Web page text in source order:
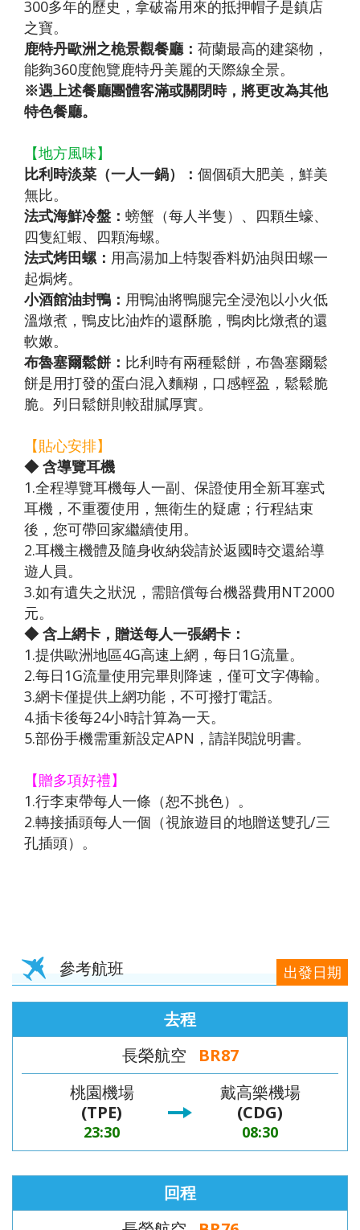
300多年的歷史，拿破崙用來的抵押帽子是鎮店
之寶。
鹿特丹歐洲之桅景觀餐廳： 荷蘭最高的建築物，
能夠360度飽覽鹿特丹美麗的天際線全景。
※遇上述餐廳團體客滿或關閉時，將更改為其他
特色餐廳。
【地方風味】
比利時淡菜（一人一鍋）： 個個碩大肥美，鮮美
無比。
法式海鮮冷盤： 螃蟹（每人半隻）、四顆生蠔、
四隻紅蝦、四顆海螺。
法式烤田螺： 用高湯加上特製香料奶油與田螺一
起焗烤。
小酒館油封鴨： 用鴨油將鴨腿完全浸泡以小火低
溫燉煮，鴨皮比油炸的還酥脆，鴨肉比燉煮的還
軟嫩。
布魯塞爾鬆餅： 比利時有兩種鬆餅，布魯塞爾鬆
餅是用打發的蛋白混入麵糊，口感輕盈，鬆鬆脆
脆。列日鬆餅則較甜膩厚實。
【貼心安排】
◆ 含導覽耳機
1.全程導覽耳機每人一副、保證使用全新耳塞式
耳機，不重覆使用，無衛生的疑慮；行程結束
後，您可帶回家繼續使用。
2.耳機主機體及隨身收納袋請於返國時交還給導
遊人員。
3.如有遺失之狀況，需賠償每台機器費用NT2000
元。
◆ 含上網卡，贈送每人一張網卡：
1.提供歐洲地區4G高速上網，每日1G流量。
2.每日1G流量使用完畢則降速，僅可文字傳輸。
3.網卡僅提供上網功能，不可撥打電話。
4.插卡後每24小時計算為一天。
5.部份手機需重新設定APN，請詳閱說明書。
【贈多項好禮】
1.行李束帶每人一條（恕不挑色）。
2.轉接插頭每人一個（視旅遊目的地贈送雙孔/三
孔插頭）。
參考航班 出發日期
去程
長榮航空
BR87
桃園機場
(TPE)
23:30
戴高樂機場
(CDG)
08:30
回程